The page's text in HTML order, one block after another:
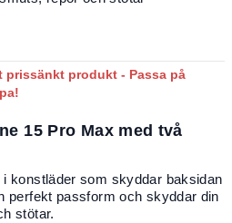
prissänkt produkt - Passa på
15 Pro Max med två
konstläder som skyddar baksidan
perfekt passform och skyddar din
stötar.